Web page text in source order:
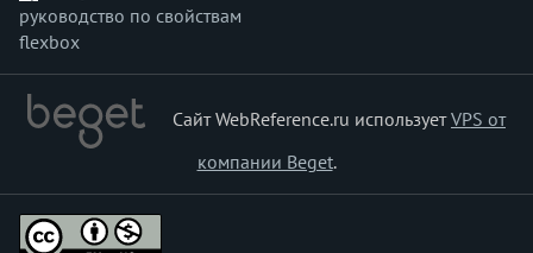
руководство по свойствам
flexbox
Сайт WebReference.ru используетVPS от
компании Beget.